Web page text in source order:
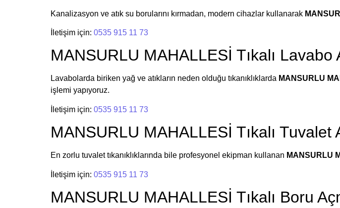
Kanalizasyon ve atık su borularını kırmadan, modern cihazlar kullanarak
İletişim için: 0535 915 11 73
MANSURLU MAHALLESİ Tıkalı Lavabo
Lavabolarda biriken yağ ve atıkların neden olduğu tıkanıklıklarda MANSURLU
işlemi yapıyoruz.
İletişim için: 0535 915 11 73
MANSURLU MAHALLESİ Tıkalı Tuvalet
En zorlu tuvalet tıkanıklıklarında bile profesyonel ekipman kullanan MANSURLU
İletişim için: 0535 915 11 73
MANSURLU MAHALLESİ Tıkalı Boru